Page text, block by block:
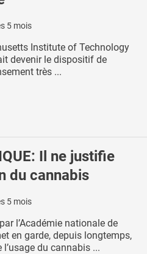
5 mois
Institute of Technology
devenir le dispositif de
très ...
Il ne justifie
du cannabis
5 mois
l’Académie nationale de
en garde, depuis longtemps,
du cannabis ...